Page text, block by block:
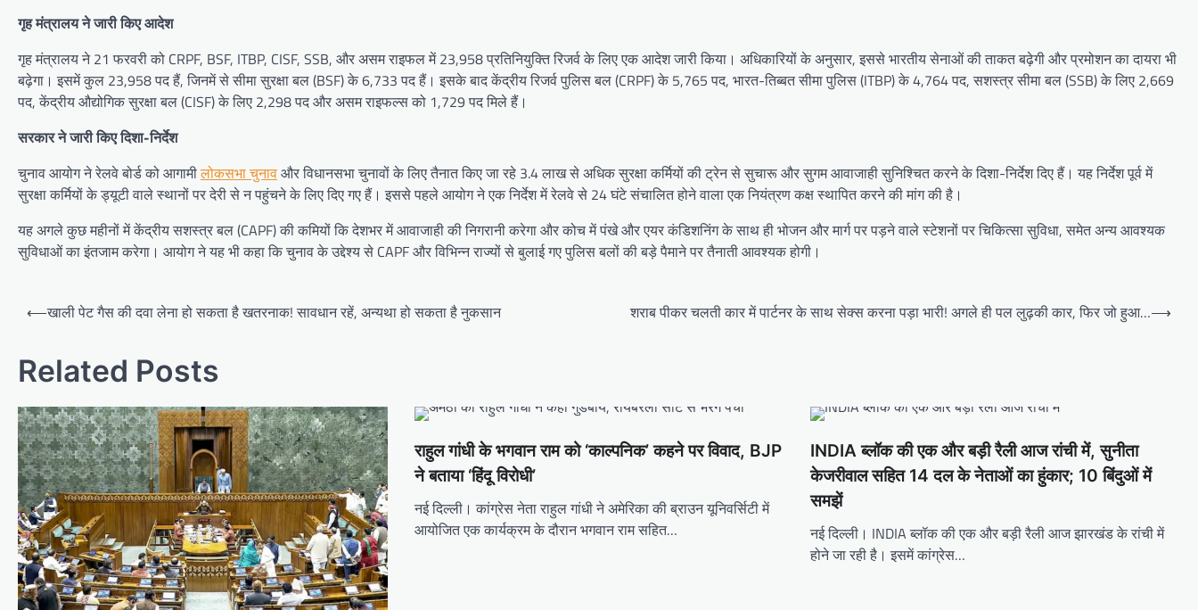
गृह मंत्रालय ने जारी किए आदेश
गृह मंत्रालय ने 21 फरवरी को CRPF, BSF, ITBP, CISF, SSB, और असम राइफल में 23,958 प्रतिनियुक्ति रिजर्व के लिए एक आदेश जारी किया। अधिकारियों के अनुसार, इससे भारतीय सेनाओं की ताकत बढ़ेगी और प्रमोशन का दायरा भी
बढ़ेगा। इसमें कुल 23,958 पद हैं, जिनमें से सीमा सुरक्षा बल (BSF) के 6,733 पद हैं। इसके बाद केंद्रीय रिजर्व पुलिस बल (CRPF) के 5,765 पद, भारत-तिब्बत सीमा पुलिस (ITBP) के 4,764 पद, सशस्त्र सीमा बल (SSB) के लिए 2,669
पद, केंद्रीय औद्योगिक सुरक्षा बल (CISF) के लिए 2,298 पद और असम राइफल्स को 1,729 पद मिले हैं।
सरकार ने जारी किए दिशा-निर्देश
चुनाव आयोग ने रेलवे बोर्ड को आगामीलोकसभा चुनावऔर विधानसभा चुनावों के लिए तैनात किए जा रहे 3.4 लाख से अधिक सुरक्षा कर्मियों की ट्रेन से सुचारू और सुगम आवाजाही सुनिश्चित करने के दिशा-निर्देश दिए हैं। यह निर्देश पूर्व में
सुरक्षा कर्मियों के ड्यूटी वाले स्थानों पर देरी से न पहुंचने के लिए दिए गए हैं। इससे पहले आयोग ने एक निर्देश में रेलवे से 24 घंटे संचालित होने वाला एक नियंत्रण कक्ष स्थापित करने की मांग की है।
यह अगले कुछ महीनों में केंद्रीय सशस्त्र बल (CAPF) की कमियों कि देशभर में आवाजाही की निगरानी करेगा और कोच में पंखे और एयर कंडिशनिंग के साथ ही भोजन और मार्ग पर पड़ने वाले स्टेशनों पर चिकित्सा सुविधा, समेत अन्य आवश्यक
सुविधाओं का इंतजाम करेगा। आयोग ने यह भी कहा कि चुनाव के उद्देश्य से CAPF और विभिन्न राज्यों से बुलाई गए पुलिस बलों की बड़े पैमाने पर तैनाती आवश्यक होगी।
Post
⟵खाली पेट गैस की दवा लेना हो सकता है खतरनाक! सावधान रहें, अन्यथा हो सकता है नुकसान शराब पीकर चलती कार में पार्टनर के साथ सेक्स करना पड़ा भारी! अगले ही पल लुढ़की कार, फिर जो हुआ…⟶
Related Posts
राहुल गांधी के भगवान राम को ‘काल्पनिक’ कहने पर विवाद, BJP
ने बताया ‘हिंदू विरोधी’
नई दिल्ली। कांग्रेस नेता राहुल गांधी ने अमेरिका की ब्राउन यूनिवर्सिटी में
आयोजित एक कार्यक्रम के दौरान भगवान राम सहित…
INDIA ब्लॉक की एक और बड़ी रैली आज रांची में, सुनीता
केजरीवाल सहित 14 दल के नेताओं का हुंकार; 10 बिंदुओं में
समझें
नई दिल्ली। INDIA ब्लॉक की एक और बड़ी रैली आज झारखंड के रांची में
होने जा रही है। इसमें कांग्रेस…